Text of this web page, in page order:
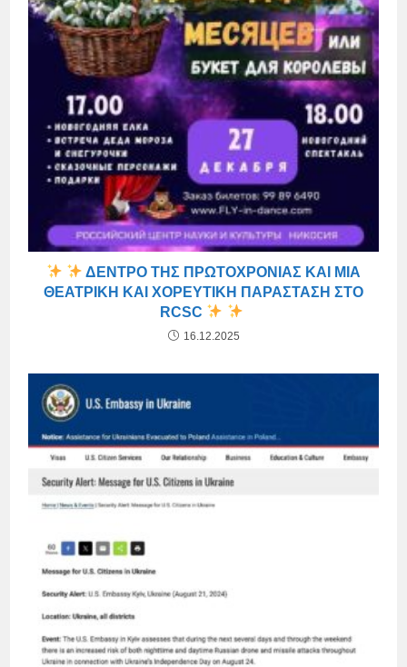
ΔΈΝΤΡΟ ΤΗΣ ΠΡΩΤΟΧΡΟΝΙΆΣ ΚΑΙ ΜΙΑ
ΘΕΑΤΡΙΚΉ ΚΑΙ ΧΟΡΕΥΤΙΚΉ ΠΑΡΆΣΤΑΣΗ ΣΤΟ
RCSC
16.12.2025